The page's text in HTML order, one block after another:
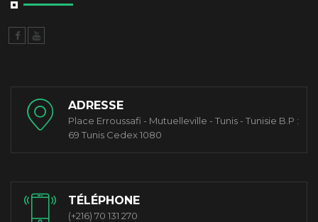
ADRESSE
Place Erroussafi - Mutuelleville - Tunis - Tunisie B.P :
69 Tunis Cedex 1080
TÉLÉPHONE
(+216) 70 131 270